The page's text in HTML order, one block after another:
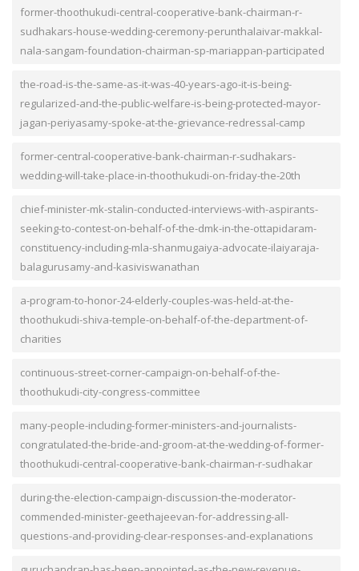
former-thoothukudi-central-cooperative-bank-chairman-r-
sudhakars-house-wedding-ceremony-perunthalaivar-makkal-
nala-sangam-foundation-chairman-sp-mariappan-participated
the-road-is-the-same-as-it-was-40-years-ago-it-is-being-
regularized-and-the-public-welfare-is-being-protected-mayor-
jagan-periyasamy-spoke-at-the-grievance-redressal-camp
former-central-cooperative-bank-chairman-r-sudhakars-
wedding-will-take-place-in-thoothukudi-on-friday-the-20th
chief-minister-mk-stalin-conducted-interviews-with-aspirants-
seeking-to-contest-on-behalf-of-the-dmk-in-the-ottapidaram-
constituency-including-mla-shanmugaiya-advocate-ilaiyaraja-
balagurusamy-and-kasiviswanathan
a-program-to-honor-24-elderly-couples-was-held-at-the-
thoothukudi-shiva-temple-on-behalf-of-the-department-of-
charities
continuous-street-corner-campaign-on-behalf-of-the-
thoothukudi-city-congress-committee
many-people-including-former-ministers-and-journalists-
congratulated-the-bride-and-groom-at-the-wedding-of-former-
thoothukudi-central-cooperative-bank-chairman-r-sudhakar
during-the-election-campaign-discussion-the-moderator-
commended-minister-geethajeevan-for-addressing-all-
questions-and-providing-clear-responses-and-explanations